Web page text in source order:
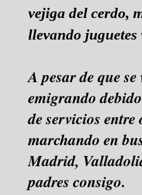
vejiga del cerdo,
llevando
A pesar de que
emigrando
de servicios entre
marchando en
Madrid,
padres consigo.